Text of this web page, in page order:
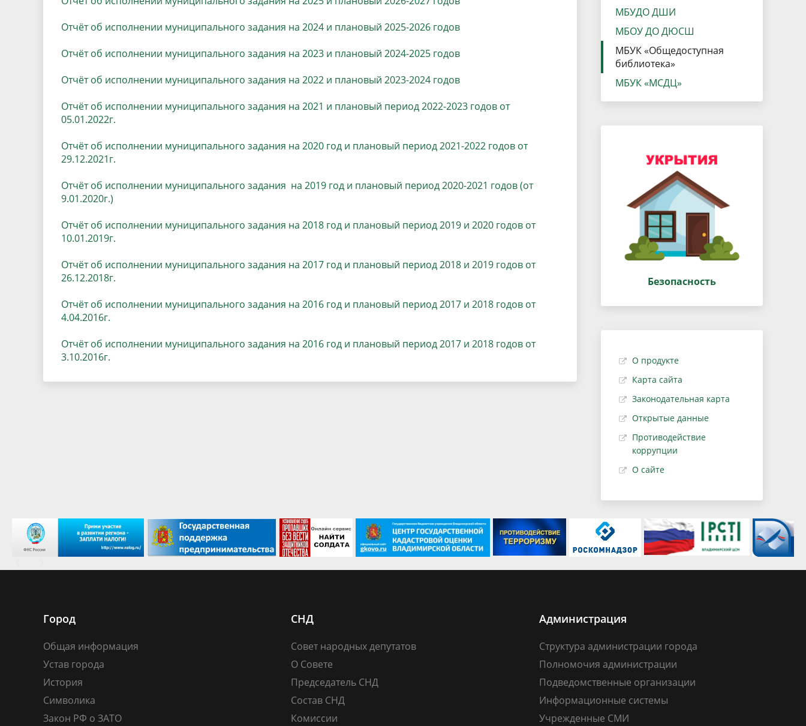
Городская среда
Градостроительная деятельность
Инициативные проекты Реализация Национальных проектов
Координационные и совещательные
органы
Муниципальные закупки Муниципальный контроль
Региональный контроль
Противодействие коррупции
Муниципально - частное
Поддержка малого и среднего
предпринимательства
Отчёт об исполнении муниципального задания на 2024 и плановый 2025-2026 годов
Отчёт об исполнении муниципального задания на 2023 и плановый 2024-2025 годов
Отчёт об исполнении муниципального задания на 2022 и плановый 2023-2024 годов
Отчёт об исполнении муниципального задания на 2021 и плановый период 2022-2023 годов от
05.01.2022г.
Отчёт об исполнении муниципального задания на 2020 год и плановый период 2021-2022 годов от
29.12.2021г.
Отчёт об исполнении муниципального задания на 2019 год и плановый период 2020-2021 годов (от
9.01.2020г.)
Отчёт об исполнении муниципального задания на 2018 год и плановый период 2019 и 2020 годов от
10.01.2019г.
Отчёт об исполнении муниципального задания на 2017 год и плановый период 2018 и 2019 годов от
26.12.2018г.
Отчёт об исполнении муниципального задания на 2016 год и плановый период 2017 и 2018 годов от
4.04.2016г.
Отчёт об исполнении муниципального задания на 2016 год и плановый период 2017 и 2018 годов от
3.10.2016г.
МБУДО ДШИ
МБОУ ДО ДЮСШ
МБУК «Общедоступная
библиотека»
МБУК «МСДЦ»
Безопасность
О продукте
Карта сайта
Законодательная карта
Открытые данные
Противодействие
коррупции
О сайте
Город
Общая информация
Устав города
История
Символика
Закон РФ о ЗАТО
СНД
Совет народных депутатов
О Совете
Председатель СНД
Состав СНД
Комиссии
Администрация
Структура администрации города
Полномочия администрации
Подведомственные организации
Информационные системы
Учрежденные СМИ